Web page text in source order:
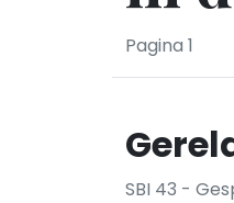
Pagina 1
SBI 43 -